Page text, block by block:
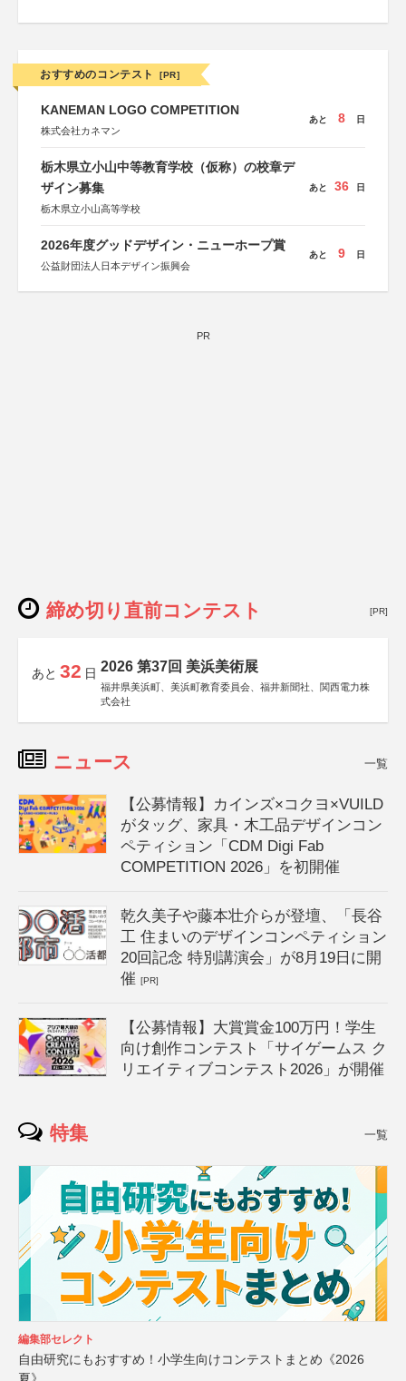
おすすめのコンテスト [PR]
KANEMAN LOGO COMPETITION
株式会社カネマン
あと 8 日
栃木県立小山中等教育学校（仮称）の校章デ
ザイン募集
栃木県立小山高等学校
あと 36 日
2026年度グッドデザイン・ニューホープ賞
公益財団法人日本デザイン振興会
あと 9 日
PR
締め切り直前コンテスト [PR]
あと 32 日 2026 第37回 美浜美術展
福井県美浜町、美浜町教育委員会、福井新聞社、関西電力株
式会社
ニュース 一覧
【公募情報】カインズ×コクヨ×VUILD
がタッグ、家具・木工品デザインコン
ペティション「CDM Digi Fab
COMPETITION 2026」を初開催
乾久美子や藤本壮介らが登壇、「長谷
工 住まいのデザインコンペティション
20回記念 特別講演会」が8月19日に開
催[PR]
【公募情報】大賞賞金100万円！学生
向け創作コンテスト「サイゲームス ク
リエイティブコンテスト2026」が開催
特集 一覧
編集部セレクト
自由研究にもおすすめ！小学生向けコンテストまとめ《2026